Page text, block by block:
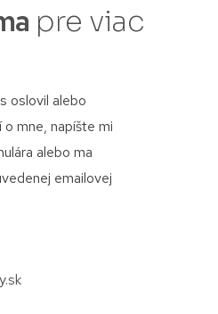
pre viac
oslovil alebo
mne, napíšte mi
alebo ma
emailovej